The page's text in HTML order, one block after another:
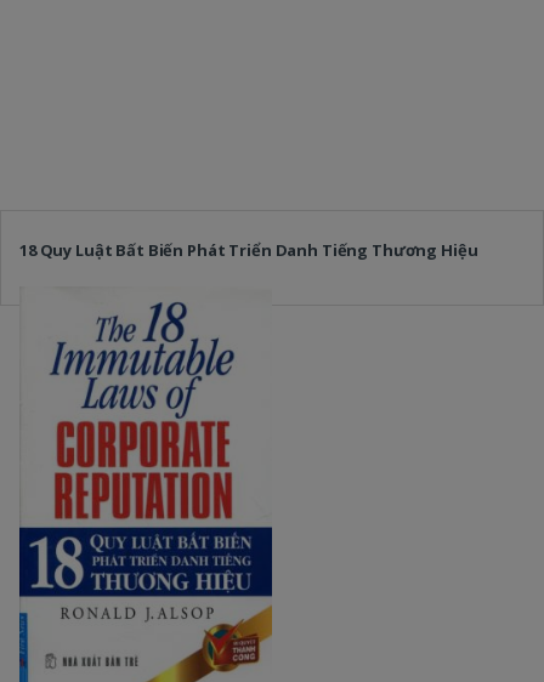
18 Quy Luật Bất Biến Phát Triển Danh Tiếng Thương Hiệu